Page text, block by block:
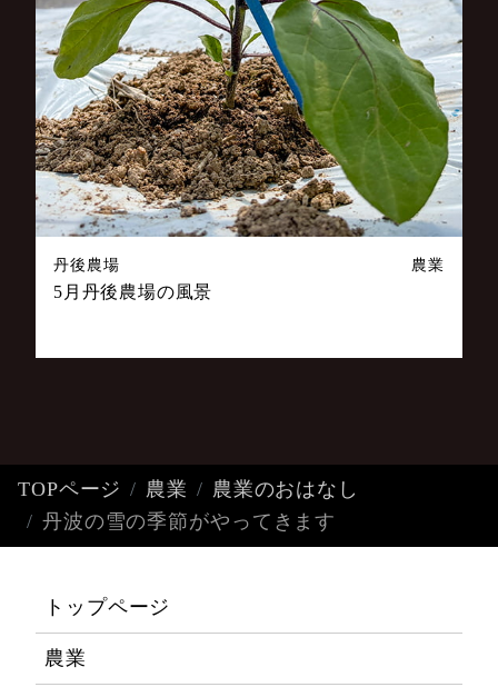
丹後農場 農業
5月丹後農場の風景
TOPページ 農業
農業のおはなし
丹波の雪の季節がやってきます
トップページ
農業